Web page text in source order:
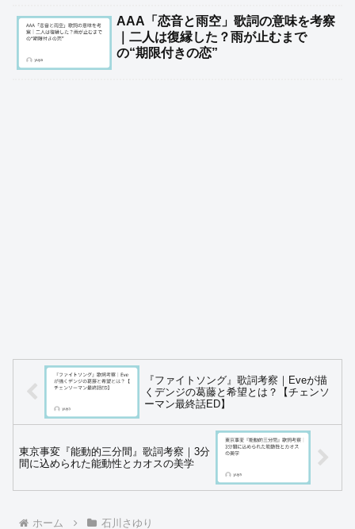
AAA「恋音と雨空」歌詞の意味を考察
｜二人は復縁した？雨が止むまで
の“期限付きの恋”
『ファイトソング』歌詞考察｜Eveが描
くデンジの葛藤と希望とは？【チェンソ
ーマン最終話ED】
東京事変『能動的三分間』歌詞考察｜3分
間に込められた能動性とカオスの美学
ホーム 石川さゆり